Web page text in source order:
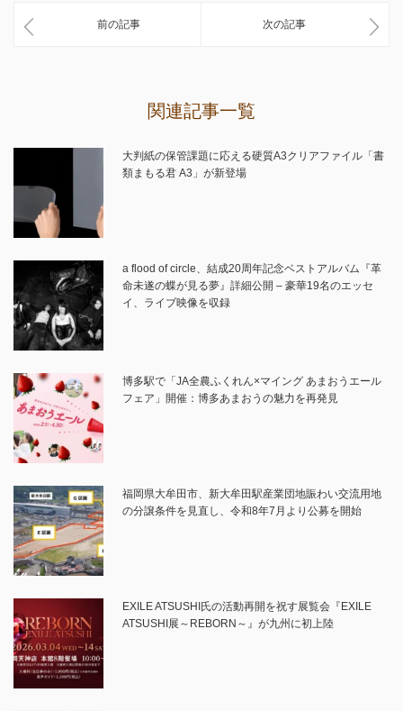
前の記事 次の記事
関連記事一覧
大判紙の保管課題に応える硬質A3クリアファイル「書
類まもる君 A3」が新登場
a flood of circle、結成20周年記念ベストアルバム『革
命未遂の蝶が見る夢』詳細公開 – 豪華19名のエッセ
イ、ライブ映像を収録
博多駅で「JA全農ふくれん×マイング あまおうエール
フェア」開催：博多あまおうの魅力を再発見
福岡県大牟田市、新大牟田駅産業団地賑わい交流用地
の分譲条件を見直し、令和8年7月より公募を開始
EXILE ATSUSHI氏の活動再開を祝す展覧会『EXILE
ATSUSHI展～REBORN～』が九州に初上陸